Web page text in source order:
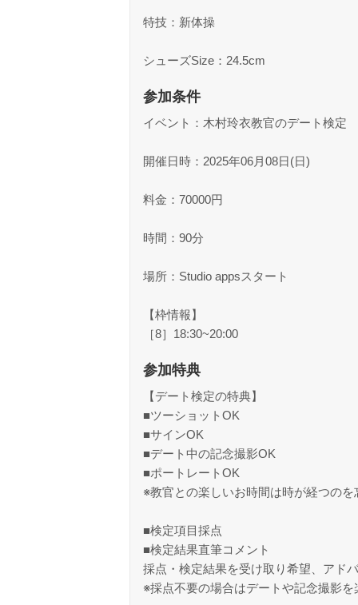
特技：新体操
シューズSize：24.5cm
参加条件
イベント：木村玲衣教官のデート検定
開催日時：2025年06月08日(日)
料金：70000円
時間：90分
場所：Studio appsスタート
【枠情報】
［8］18:30~20:00
参加特典
【デート検定の特典】
■ツーショットOK
■サインOK
■デート中の記念撮影OK
■ポートレートOK
※教官との楽しいお時間は時が経つの
■検定項目採点
■検定結果直筆コメント
採点・検定結果を受け取り希望、アド
※採点不要の場合はデートや記念撮影